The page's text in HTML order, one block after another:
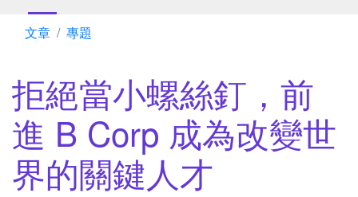
文章 專題
拒絕當小螺絲釘，前
進 B Corp 成為改變世
界的關鍵人才